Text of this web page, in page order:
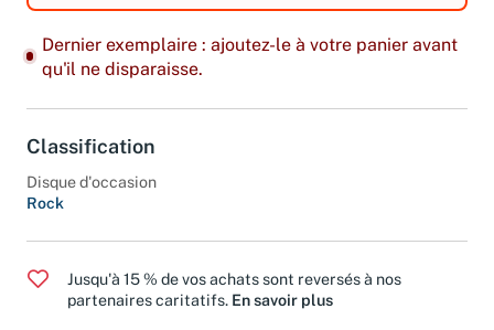
Dernier exemplaire : ajoutez-le à votre panier avant
qu'il ne disparaisse.
Classification
Disque d'occasion
Rock
Jusqu'à 15 % de vos achats sont reversés à nos
partenaires caritatifs. En savoir plus